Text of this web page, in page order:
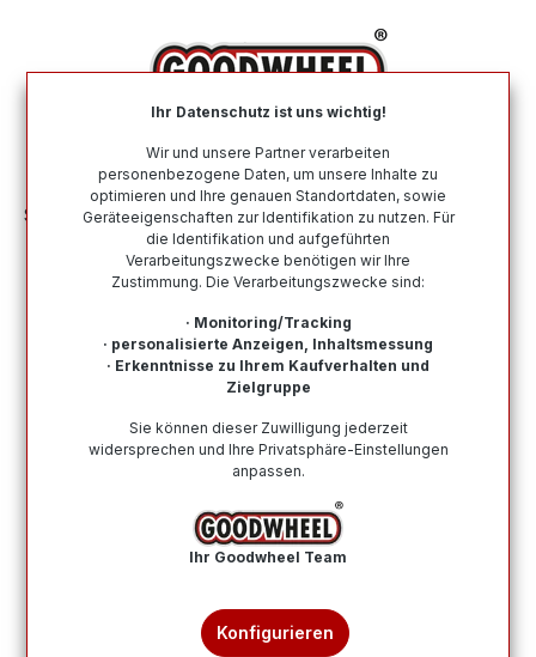
Sommerreifen Nach Automarke MASERATI
Sommerreifen für die Automarke
Hier finden Sie alle Sommerreifen für die Automarke
MASERATI. Von namenhaften und renommierten Top-
Rechnung möglich, eine schnelle Lieferung und ein
vertrauenswürdiger Kundensupport.
Wie finde ich meine Reifengröße?
Ihr Datenschutz ist uns wichtig!
Wir und unsere Partner verarbeiten
personenbezogene Daten, um unsere Inhalte zu
optimieren und Ihre genauen Standortdaten, sowie
Geräteeigenschaften zur Identifikation zu nutzen. Für
die Identifikation und aufgeführten
Verarbeitungszwecke benötigen wir Ihre
Zustimmung. Die Verarbeitungszwecke sind:
· Monitoring/Tracking
· personalisierte Anzeigen, Inhaltsmessung
· Erkenntnisse zu Ihrem Kaufverhalten und
Zielgruppe
Sie können dieser Zuwilligung jederzeit
widersprechen und Ihre Privatsphäre-Einstellungen
anpassen.
Ihr Goodwheel Team
Konfigurieren